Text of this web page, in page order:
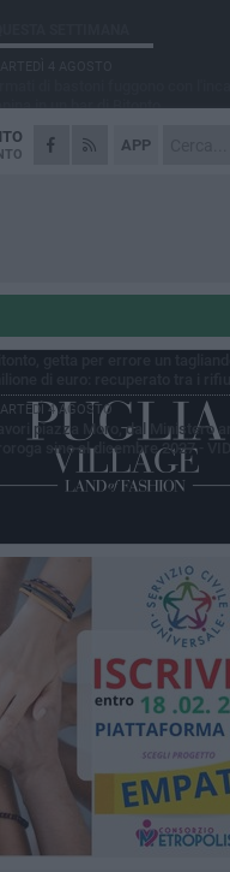
APP
in un bar di Bitonto
2 AGOSTO
d'Italia Bitonto: «Vicinanza
interrato in piazza
4 AGOSTO
4 AGOSTO
piazza Moro, dal Ministero
sino al dicembre 2027 -